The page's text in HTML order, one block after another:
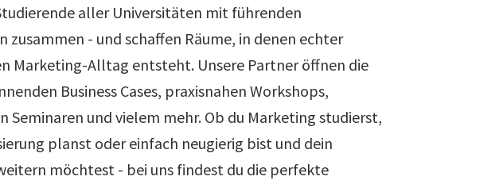
aller Universitäten mit führenden
zusammen - und schaffen Räume, in denen echter
Marketing-Alltag entsteht. Unsere Partner öffnen die
Business Cases, praxisnahen Workshops,
Seminaren und vielem mehr. Ob du Marketing studierst,
planst oder einfach neugierig bist und dein
möchtest - bei uns findest du die perfekte